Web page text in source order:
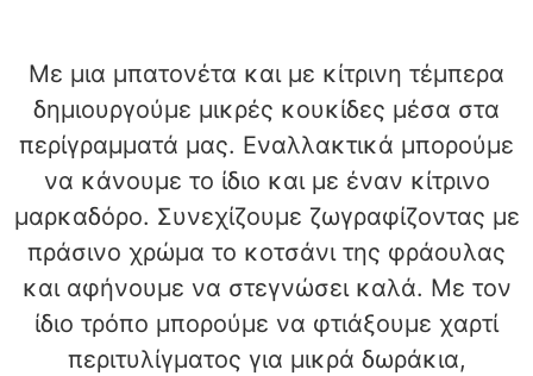
Με μια μπατονέτα και με κίτρινη τέμπερα
δημιουργούμε μικρές κουκίδες μέσα στα
περίγραμματά μας. Εναλλακτικά μπορούμε
να κάνουμε το ίδιο και με έναν κίτρινο
μαρκαδόρο. Συνεχίζουμε ζωγραφίζοντας με
πράσινο χρώμα το κοτσάνι της φράουλας
και αφήνουμε να στεγνώσει καλά. Με τον
ίδιο τρόπο μπορούμε να φτιάξουμε χαρτί
περιτυλίγματος για μικρά δωράκια,